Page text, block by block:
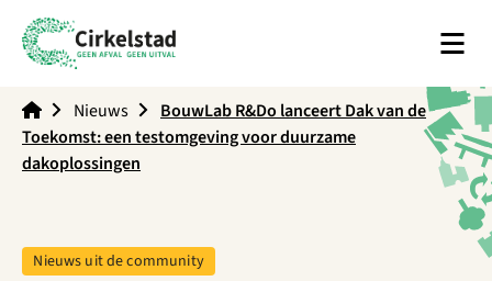
Menu
Nieuws
BouwLab R&Do lanceert Dak van de
Toekomst: een testomgeving voor duurzame
dakoplossingen
Tag:
Nieuws uit de community